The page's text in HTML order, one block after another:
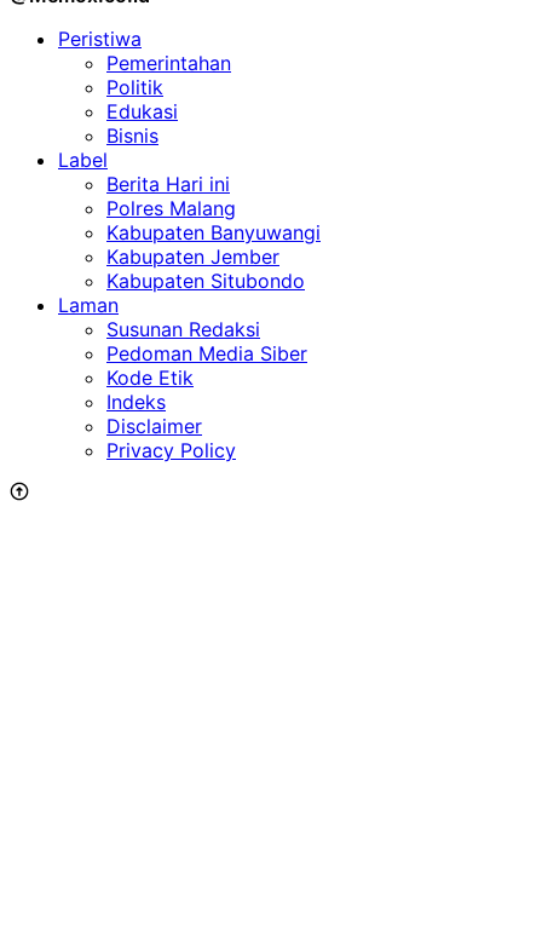
Peristiwa
Pemerintahan
Politik
Edukasi
Bisnis
Label
Berita Hari ini
Polres Malang
Kabupaten Banyuwangi
Kabupaten Jember
Kabupaten Situbondo
Laman
Susunan Redaksi
Pedoman Media Siber
Kode Etik
Indeks
Disclaimer
Privacy Policy